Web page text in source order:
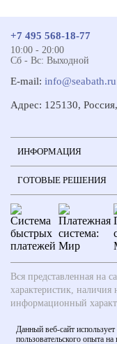
ГОТОВЫЕ РЕШЕНИЯ
ИНФОРМАЦИЯ
+7 495 568-18-77
E-mail: info@seabath.ru
Адрес: 125130,
10:00 - 20:00
Сб - Вс: Выходной
Вся представленная на
характеристик, наличия
информационный
Гражданского кодекса
Данный веб-сайт
пользовательского опыта